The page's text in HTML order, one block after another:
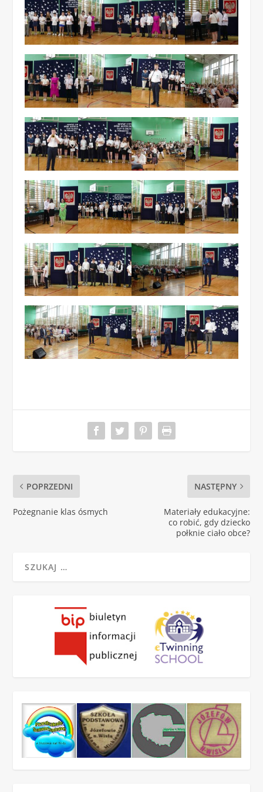
POPRZEDNI
Pożegnanie klas ósmych
NASTĘPNY
Materiały edukacyjne:
co robić, gdy dziecko
połknie ciało obce?